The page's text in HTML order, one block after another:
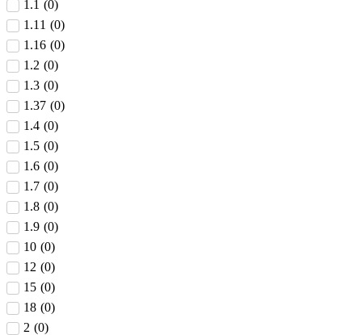
1.1 (0)
1.11 (0)
1.16 (0)
1.2 (0)
1.3 (0)
1.37 (0)
1.4 (0)
1.5 (0)
1.6 (0)
1.7 (0)
1.8 (0)
1.9 (0)
10 (0)
12 (0)
15 (0)
18 (0)
2 (0)